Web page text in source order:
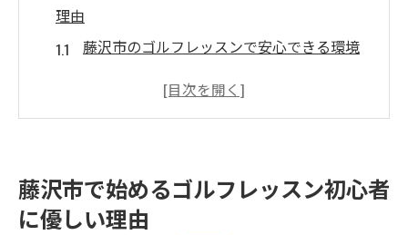
理由
藤沢市のゴルフレッスンで安心できる環境
初心者が安心して学べる藤沢市のゴルフイ
ゴルフ初心者におすすめ！藤沢市の魅力的
なレッスン
藤沢市で始めるゴルフレッスン初心者
に優しい理由